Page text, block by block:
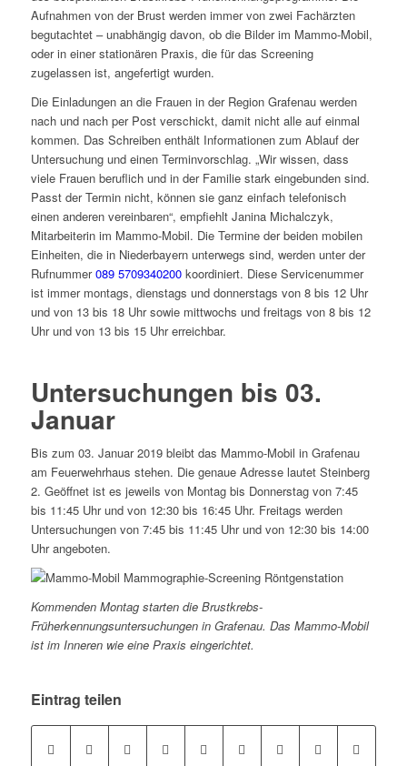
Aufnahmen von der Brust werden immer von zwei Fachärzten
begutachtet – unabhängig davon, ob die Bilder im Mammo-Mobil,
oder in einer stationären Praxis, die für das Screening
zugelassen ist, angefertigt wurden.
Die Einladungen an die Frauen in der Region Grafenau werden
nach und nach per Post verschickt, damit nicht alle auf einmal
kommen. Das Schreiben enthält Informationen zum Ablauf der
Untersuchung und einen Terminvorschlag. „Wir wissen, dass
viele Frauen beruflich und in der Familie stark eingebunden sind.
Passt der Termin nicht, können sie ganz einfach telefonisch
einen anderen vereinbaren“, empfiehlt Janina Michalczyk,
Mitarbeiterin im Mammo-Mobil. Die Termine der beiden mobilen
Einheiten, die in Niederbayern unterwegs sind, werden unter der
Rufnummer089 5709340200koordiniert. Diese Servicenummer
ist immer montags, dienstags und donnerstags von 8 bis 12 Uhr
und von 13 bis 18 Uhr sowie mittwochs und freitags von 8 bis 12
Uhr und von 13 bis 15 Uhr erreichbar.
Untersuchungen bis 03.
Januar
Bis zum 03. Januar 2019 bleibt das Mammo-Mobil in Grafenau
am Feuerwehrhaus stehen. Die genaue Adresse lautet Steinberg
2. Geöffnet ist es jeweils von Montag bis Donnerstag von 7:45
bis 11:45 Uhr und von 12:30 bis 16:45 Uhr. Freitags werden
Untersuchungen von 7:45 bis 11:45 Uhr und von 12:30 bis 14:00
Uhr angeboten.
Kommenden Montag starten die Brustkrebs-
Früherkennungsuntersuchungen in Grafenau. Das Mammo-Mobil
ist im Inneren wie eine Praxis eingerichtet.
Eintrag teilen